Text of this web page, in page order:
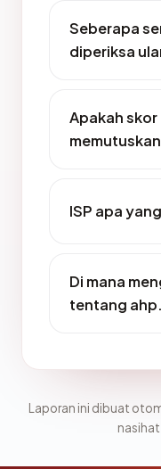
Seberapa
diperiksa
Apakah
ISP apa
Di mana
tentang
Laporan ini dibuat